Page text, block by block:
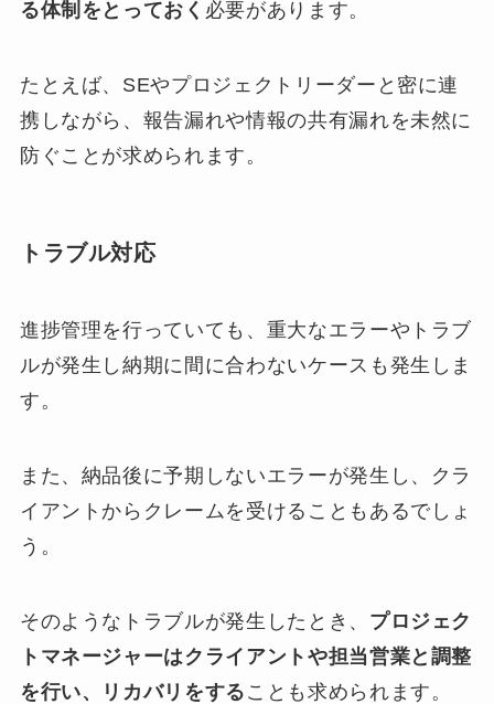
る体制をとっておく 必要があります。
たとえば、SEやプロジェクトリーダーと密に連
携しながら、報告漏れや情報の共有漏れを未然に
防ぐことが求められます。
トラブル対応
進捗管理を行っていても、重大なエラーやトラブ
ルが発生し納期に間に合わないケースも発生しま
す。
また、納品後に予期しないエラーが発生し、クラ
イアントからクレームを受けることもあるでしょ
う。
そのようなトラブルが発生したとき、 プロジェク
トマネージャーはクライアントや担当営業と調整
を行い、リカバリをする ことも求められます。